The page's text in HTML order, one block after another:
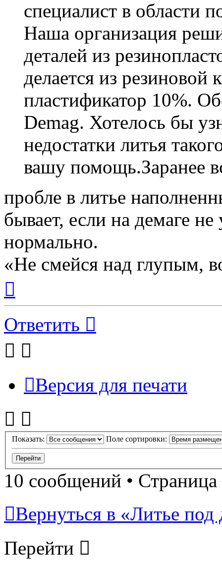
специалист в области
Наша организация
деталей из
делается из
пластификатор 10%.
Demag. Хотелось бы
недостатки литья
вашу помощь.Заранее
пробле в литье
бывает, если на демаге
нормально.
«Не смейся над глупым,
началу
Ответить
Версия для печати
Показать: Поле сортировки:
10 сообщений • Страница
Вернуться в «Литье
Перейти